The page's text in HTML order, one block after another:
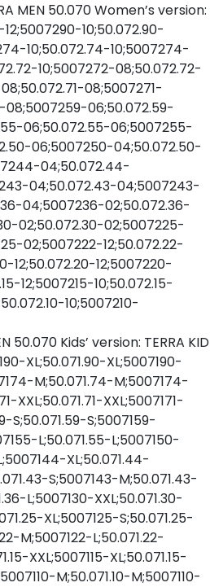
MEN 50.070 Women’s version:
10;50.072.90-
10;50.072.74-10;5007274-
10;5007272-08;50.072.72-
08;5007271-
08;5007259-06;50.072.59-
06;50.072.55-06;5007255-
06;5007250-04;50.072.50-
04;50.072.44-
04;50.072.43-04;5007243-
04;5007236-02;50.072.36-
02;50.072.30-02;5007225-
02;5007222-12;50.072.22-
12;50.072.20-12;5007220-
12;5007215-10;50.072.15-
10;5007210-
Kids’ version: TERRA KID
XL;50.071.90-XL;5007190-
M;50.071.74-M;5007174-
XXL;50.071.71-XXL;5007171-
S;50.071.59-S;5007159-
L;50.071.55-L;5007150-
XL;50.071.44-
S;5007143-M;50.071.43-
L;5007130-XXL;50.071.30-
XL;5007125-S;50.071.25-
M;5007122-L;50.071.22-
XXL;5007115-XL;50.071.15-
M;50.071.10-M;5007110-